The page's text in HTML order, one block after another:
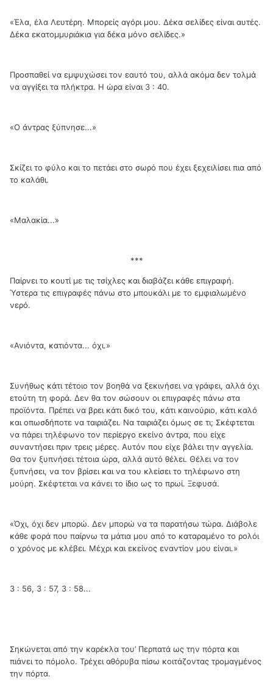
«Έλα, έλα Λευτέρη. Μπορείς αγόρι μου. Δέκα σελίδες είναι αυτές.
Δέκα εκατομμυριάκια για δέκα μόνο σελίδες.»
Προσπαθεί να εμψυχώσει τον εαυτό του, αλλά ακόμα δεν τολμά
να αγγίξει τα πλήκτρα. Η ώρα είναι 3 : 40.
«Ο άντρας ξύπνησε...»
Σκίζει το φύλο και το πετάει στο σωρό που έχει ξεχειλίσει πια από
το καλάθι.
«Μαλακία...»
***
Παίρνει το κουτί με τις τσίχλες και διαβάζει κάθε επιγραφή.
Ύστερα τις επιγραφές πάνω στο μπουκάλι με το εμφιαλωμένο
νερό.
«Ανιόντα, κατιόντα... όχι.»
Συνήθως κάτι τέτοιο τον βοηθά να ξεκινήσει να γράφει, αλλά όχι
ετούτη τη φορά. Δεν θα τον σώσουν οι επιγραφές πάνω στα
προϊόντα. Πρέπει να βρει κάτι δικό του, κάτι καινούριο, κάτι καλό
και οπωσδήποτε να ταιριάζει. Να ταιριάζει όμως σε τι; Σκέφτεται
να πάρει τηλέφωνο τον περίεργο εκείνο άντρα, που είχε
συναντήσει πριν τρεις μέρες. Αυτόν που είχε βάλει την αγγελία.
Θα τον ξυπνήσει τέτοια ώρα, αλλά αυτό θέλει. Θέλει να τον
ξυπνήσει, να τον βρίσει και να του κλείσει το τηλέφωνο στη
μούρη. Σκέφτεται να κάνει το ίδιο ως το πρωί. Ξεφυσά.
«Όχι, όχι δεν μπορώ. Δεν μπορώ να τα παρατήσω τώρα. Διάβολε
κάθε φορά που παίρνω τα μάτια μου από το καταραμένο το ρολόι
ο χρόνος με κλέβει. Μέχρι και εκείνος εναντίον μου είναι.»
3 : 56, 3 : 57, 3 : 58...
Σηκώνεται από την καρέκλα του’ Περπατά ως την πόρτα και
πιάνει το πόμολο. Τρέχει αθόρυβα πίσω κοιτάζοντας τρομαγμένος
την πόρτα.